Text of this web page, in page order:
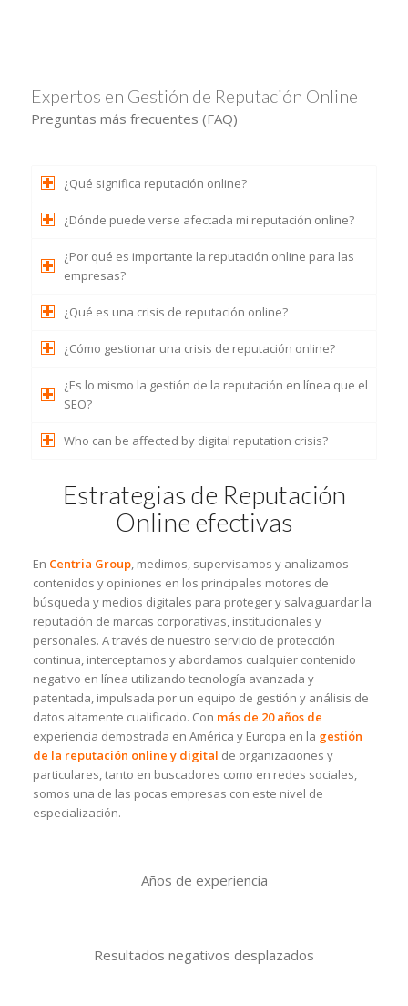
Expertos en Gestión de Reputación Online
Preguntas más frecuentes (FAQ)
¿Qué significa reputación online?
¿Dónde puede verse afectada mi reputación online?
¿Por qué es importante la reputación online para las
empresas?
¿Qué es una crisis de reputación online?
¿Cómo gestionar una crisis de reputación online?
¿Es lo mismo la gestión de la reputación en línea que el
SEO?
Who can be affected by digital reputation crisis?
Estrategias de Reputación
Online efectivas
En Centria Group, medimos, supervisamos y analizamos
contenidos y opiniones en los principales motores de
búsqueda y medios digitales para proteger y salvaguardar la
reputación de marcas corporativas, institucionales y
personales. A través de nuestro servicio de protección
continua, interceptamos y abordamos cualquier contenido
negativo en línea utilizando tecnología avanzada y
patentada, impulsada por un equipo de gestión y análisis de
datos altamente cualificado. Con más de 20 años de
experiencia demostrada en América y Europa en la gestión
de la reputación online y digital de organizaciones y
particulares, tanto en buscadores como en redes sociales,
somos una de las pocas empresas con este nivel de
especialización.
Años de experiencia
Resultados negativos desplazados